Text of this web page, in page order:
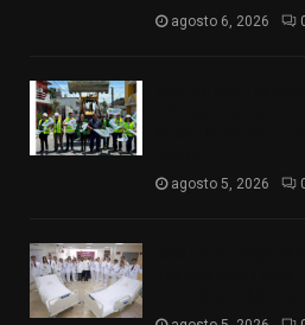
agosto 6, 2026
agosto 5, 2026